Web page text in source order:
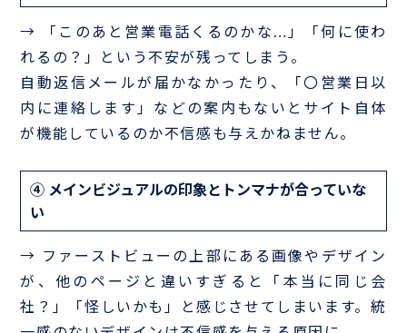
→ 「このあと営業電話くるのかな…」「何に使わ
れるの？」という不安が残ってしまう。
自動返信メールが届かなかったり、「〇営業日以
内に連絡します」などの案内もないとサイト自体
が機能しているのか不信感も与えかねません。
④ メインビジュアルの印象とトンマナが合っていな
い
→ ファーストビューの上部にある画像やデザイン
が、他のページと違いすぎると「本当に同じ会
社？」「怪しいかも」と感じさせてしまいます。統